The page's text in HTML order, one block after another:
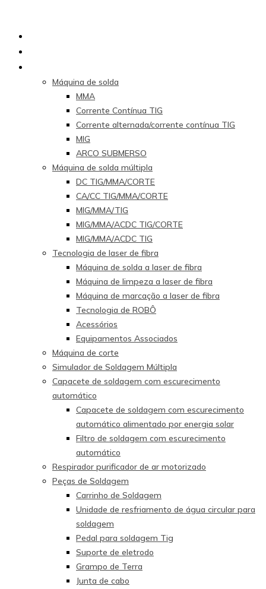
Máquina de solda
MMA
Corrente Contínua TIG
Corrente alternada/corrente contínua TIG
MIG
ARCO SUBMERSO
Máquina de solda múltipla
DC TIG/MMA/CORTE
CA/CC TIG/MMA/CORTE
MIG/MMA/TIG
MIG/MMA/ACDC TIG/CORTE
MIG/MMA/ACDC TIG
Tecnologia de laser de fibra
Máquina de solda a laser de fibra
Máquina de limpeza a laser de fibra
Máquina de marcação a laser de fibra
Tecnologia de ROBÔ
Acessórios
Equipamentos Associados
Máquina de corte
Simulador de Soldagem Múltipla
Capacete de soldagem com escurecimento
automático
Capacete de soldagem com escurecimento
automático alimentado por energia solar
Filtro de soldagem com escurecimento
automático
Respirador purificador de ar motorizado
Peças de Soldagem
Carrinho de Soldagem
Unidade de resfriamento de água circular para
soldagem
Pedal para soldagem Tig
Suporte de eletrodo
Grampo de Terra
Junta de cabo